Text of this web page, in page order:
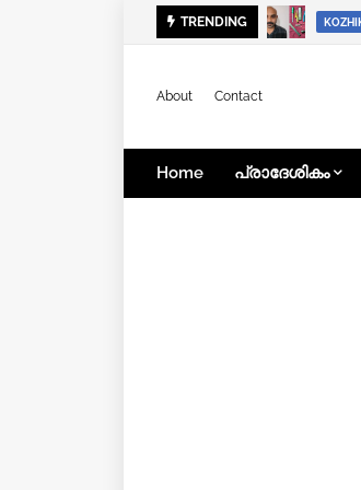
TRENDING
About Contact
Home പ്രാദേശികം